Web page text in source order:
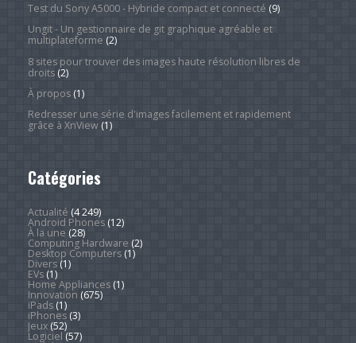
Test du Sony A5000 - Hybride compact et connecté (9)
Ungit - Un gestionnaire de git graphique agréable et
multiplateforme (2)
8 sites pour trouver des images haute résolution libres de
droits(2)
À propos(1)
Redresser une série d'images facilement et rapidement
grâce à XnView(1)
Catégories
Actualité (4 249)
Android Phones(12)
À la une (28)
Computing Hardware (2)
Desktop Computers(1)
Divers(1)
EVs(1)
Home Appliances(1)
Innovation (675)
iPads(1)
iPhones(3)
Jeux(52)
Logiciel (57)